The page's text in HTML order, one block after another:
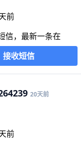
前
信，最新一条在
接收短信
20天前
前